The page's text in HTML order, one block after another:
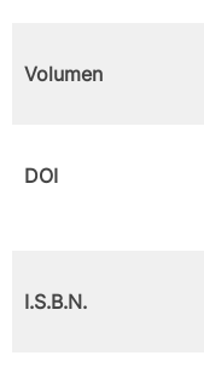
Volumen
DOI
I.S.B.N.